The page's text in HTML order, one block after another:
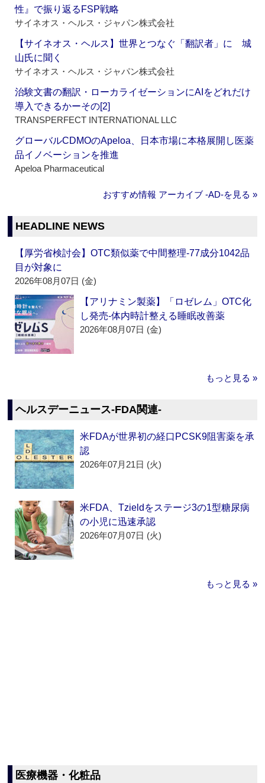
性』で振り返るFSP戦略
サイネオス・ヘルス・ジャパン株式会社
【サイネオス・ヘルス】世界とつなぐ「翻訳者」に 城
山氏に聞く
サイネオス・ヘルス・ジャパン株式会社
治験文書の翻訳・ローカライゼーションにAIをどれだけ
導入できるかーその[2]
TRANSPERFECT INTERNATIONAL LLC
グローバルCDMOのApeloa、日本市場に本格展開し医薬
品イノベーションを推進
Apeloa Pharmaceutical
おすすめ情報 アーカイブ ‐AD‐を見る »
HEADLINE NEWS
【厚労省検討会】OTC類似薬で中間整理‐77成分1042品
目が対象に
2026年08月07日 (金)
【アリナミン製薬】「ロゼレム」OTC化
し発売‐体内時計整える睡眠改善薬
2026年08月07日 (金)
もっと見る »
ヘルスデーニュース‐FDA関連‐
米FDAが世界初の経口PCSK9阻害薬を承
認
2026年07月21日 (火)
米FDA、Tzieldをステージ3の1型糖尿病
の小児に迅速承認
2026年07月07日 (火)
もっと見る »
医療機器・化粧品